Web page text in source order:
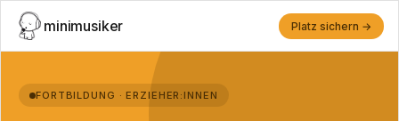
minimusiker Platz sichern →
FORTBILDUNG · ERZIEHER:INNEN